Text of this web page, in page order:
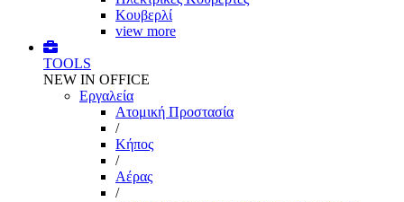
Κουβερλί
view more
TOOLS
NEW IN OFFICE
Εργαλεία
Aτομική Προστασία
/
Kήπος
/
Αέρας
/